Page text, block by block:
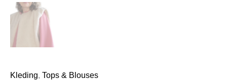
Kleding, Tops & Blouses